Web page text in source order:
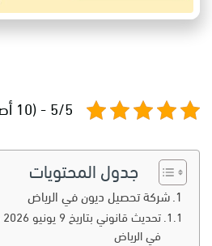
5/5 - (10 أصوات)
جدول المحتويات
شركة تحصيل ديون في الرياض
في الرياض